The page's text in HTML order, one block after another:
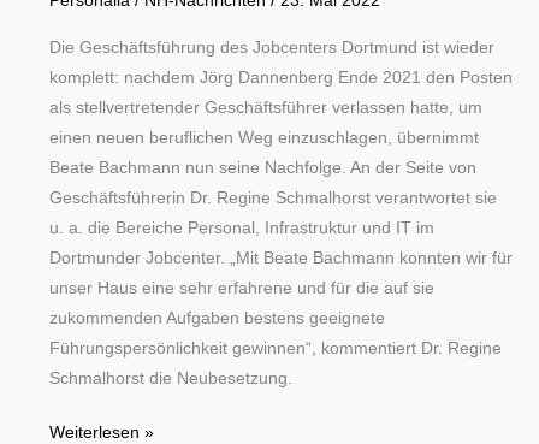
Die Geschäftsführung des Jobcenters Dortmund ist wieder
komplett: nachdem Jörg Dannenberg Ende 2021 den Posten
als stellvertretender Geschäftsführer verlassen hatte, um
einen neuen beruflichen Weg einzuschlagen, übernimmt
Beate Bachmann nun seine Nachfolge. An der Seite von
Geschäftsführerin Dr. Regine Schmalhorst verantwortet sie
u. a. die Bereiche Personal, Infrastruktur und IT im
Dortmunder Jobcenter. „Mit Beate Bachmann konnten wir für
unser Haus eine sehr erfahrene und für die auf sie
zukommenden Aufgaben bestens geeignete
Führungspersönlichkeit gewinnen“, kommentiert Dr. Regine
Schmalhorst die Neubesetzung.
Neues
Weiterlesen »